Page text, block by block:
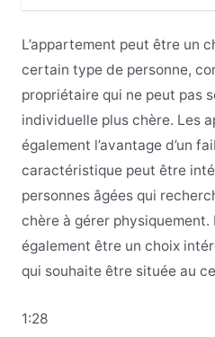
L’appartement peut être un
certain type de personne,
propriétaire qui ne peut pas
individuelle plus chère. Les
également l’avantage d’un
caractéristique peut être
personnes âgées qui
chère à gérer physiquement.
également être un choix
qui souhaite être située au
1:28